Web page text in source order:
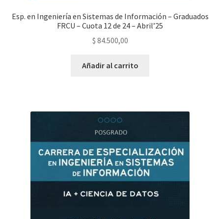
Esp. en Ingeniería en Sistemas de Información – Graduados
FRCU – Cuota 12 de 24 – Abril’25
$ 84.500,00
Añadir al carrito